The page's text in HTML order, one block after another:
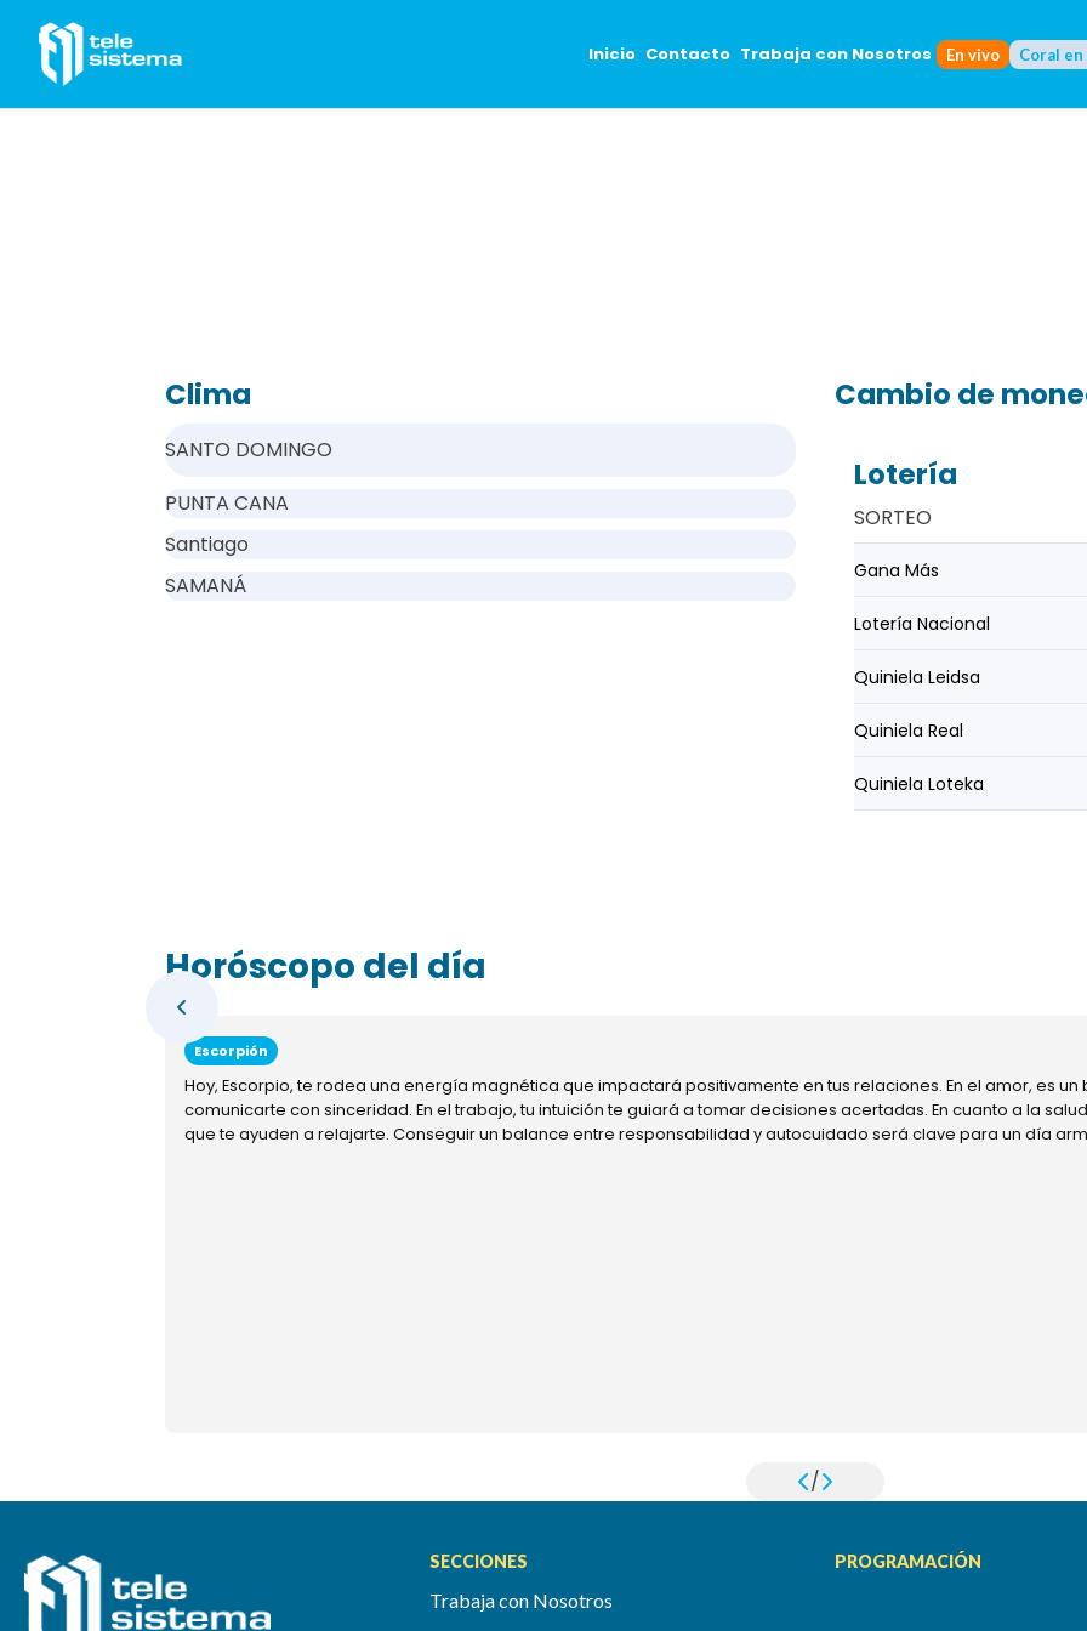
Inicio Contacto Trabaja con Nosotros En vivo Coral
Clima
SANTO DOMINGO
PUNTA CANA
Santiago
SAMANÁ
Cambio de
Lotería
SORTEO
Gana Más
Lotería Nacional
Quiniela Leidsa
Quiniela Real
Quiniela Loteka
Horóscopo del día
Escorpión
Hoy, Escorpio, te rodea una energía magnética que impactará positivamente en tus relaciones. En el amor, es
comunicarte con sinceridad. En el trabajo, tu intuición te guiará a tomar decisiones acertadas. En cuanto a la
que te ayuden a relajarte. Conseguir un balance entre responsabilidad y autocuidado será clave para un día
/
SECCIONES
Trabaja con Nosotros
PROGRAMACIÓN